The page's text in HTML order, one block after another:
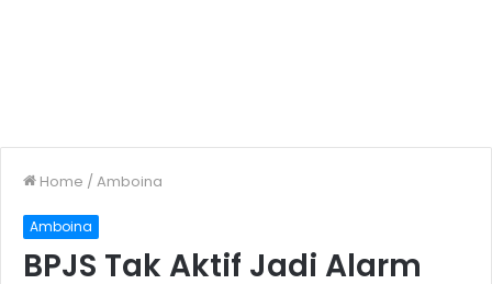
Home /Amboina
Amboina
BPJS Tak Aktif Jadi Alarm